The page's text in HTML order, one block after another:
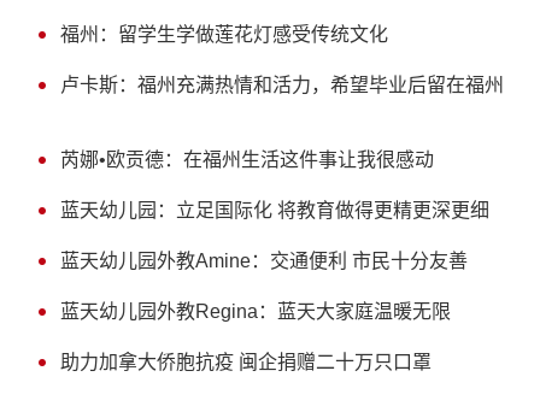
福州：留学生学做莲花灯感受传统文化
卢卡斯：福州充满热情和活力，希望毕业后留在福州
芮娜•欧贡德：在福州生活这件事让我很感动
蓝天幼儿园：立足国际化 将教育做得更精更深更细
蓝天幼儿园外教Amine：交通便利 市民十分友善
蓝天幼儿园外教Regina：蓝天大家庭温暖无限
助力加拿大侨胞抗疫 闽企捐赠二十万只口罩